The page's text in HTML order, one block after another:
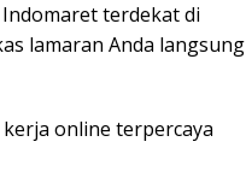
terdekat di
lamaran Anda langsung
online terpercaya